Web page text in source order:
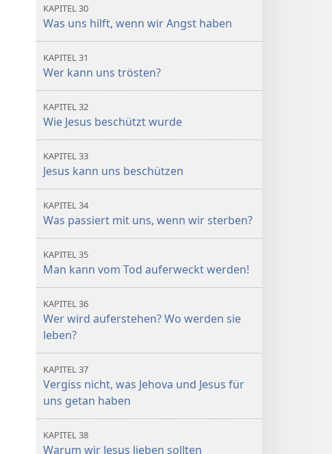
KAPITEL 30
Was uns hilft, wenn wir Angst haben
KAPITEL 31
Wer kann uns trösten?
KAPITEL 32
Wie Jesus beschützt wurde
KAPITEL 33
Jesus kann uns beschützen
KAPITEL 34
Was passiert mit uns, wenn wir sterben?
KAPITEL 35
Man kann vom Tod auferweckt werden!
KAPITEL 36
Wer wird auferstehen? Wo werden sie
leben?
KAPITEL 37
Vergiss nicht, was Jehova und Jesus für
uns getan haben
KAPITEL 38
Warum wir Jesus lieben sollten